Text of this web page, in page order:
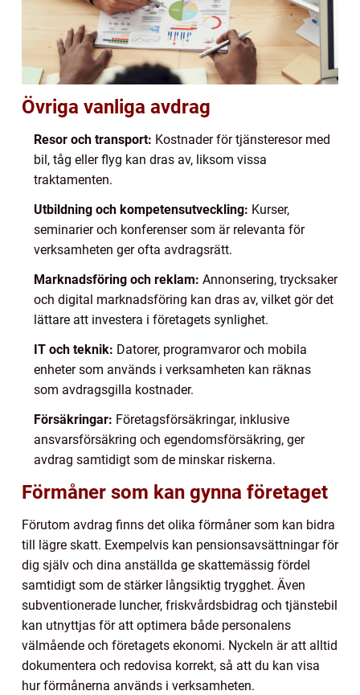
Övriga vanliga avdrag
Resor och transport: Kostnader för tjänsteresor med
bil, tåg eller flyg kan dras av, liksom vissa
traktamenten.
Utbildning och kompetensutveckling: Kurser,
seminarier och konferenser som är relevanta för
verksamheten ger ofta avdragsrätt.
Marknadsföring och reklam: Annonsering, trycksaker
och digital marknadsföring kan dras av, vilket gör det
lättare att investera i företagets synlighet.
IT och teknik: Datorer, programvaror och mobila
enheter som används i verksamheten kan räknas
som avdragsgilla kostnader.
Försäkringar: Företagsförsäkringar, inklusive
ansvarsförsäkring och egendomsförsäkring, ger
avdrag samtidigt som de minskar riskerna.
Förmåner som kan gynna företaget
Förutom avdrag finns det olika förmåner som kan bidra
till lägre skatt. Exempelvis kan pensionsavsättningar för
dig själv och dina anställda ge skattemässig fördel
samtidigt som de stärker långsiktig trygghet. Även
subventionerade luncher, friskvårdsbidrag och tjänstebil
kan utnyttjas för att optimera både personalens
välmående och företagets ekonomi. Nyckeln är att alltid
dokumentera och redovisa korrekt, så att du kan visa
hur förmånerna används i verksamheten.